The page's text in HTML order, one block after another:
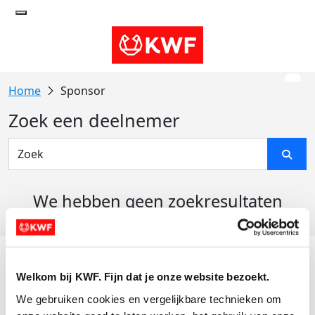
Welkom bij KWF. Fijn dat je onze website bezoekt.
We gebruiken cookies en vergelijkbare technieken om
Sponsor
Zoek een deelnemer
We hebben geen zoekresultaten
Actiematerialen
Evenementen